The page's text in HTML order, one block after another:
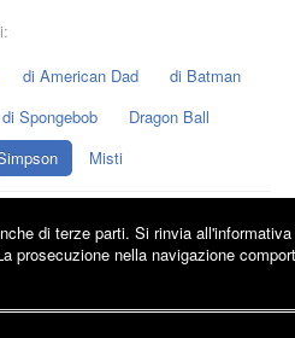
di American Dad
di Batman
di Spongebob
Dragon Ball
Misti
Idee e Conoscenza
s.r.l.- Sede Legale e Operativa: via Ugo
di terze parti. Si rinvia all'informativa
prosecuzione nella navigazione